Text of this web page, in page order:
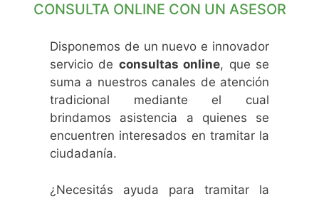
CONSULTA ONLINE CON UN ASESOR
Disponemos de un nuevo e innovador
servicio de consultas online, que se
suma a nuestros canales de atención
tradicional mediante el cual
brindamos asistencia a quienes se
encuentren interesados en tramitar la
ciudadanía.
¿Necesitás ayuda para tramitar la